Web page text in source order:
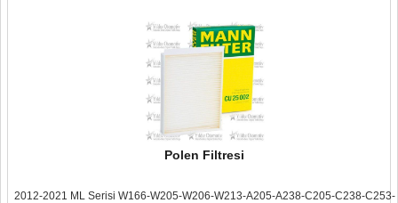
Polen Filtresi
2012-2021 ML Serisi W166-W205-W206-W213-A205-A238-C205-C238-C253-